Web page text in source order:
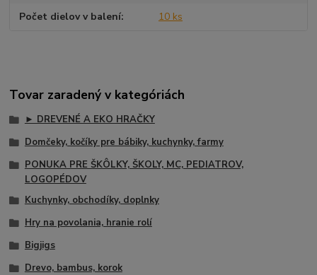
Počet dielov v balení 10 ks
Tovar zaradený v kategóriách
► DREVENÉ A EKO HRAČKY
Domčeky, kočíky pre bábiky, kuchynky, farmy
PONUKA PRE ŠKÔLKY, ŠKOLY, MC, PEDIATROV,
LOGOPÉDOV
Kuchynky, obchodíky, doplnky
Hry na povolania, hranie rolí
Bigjigs
Drevo, bambus, korok